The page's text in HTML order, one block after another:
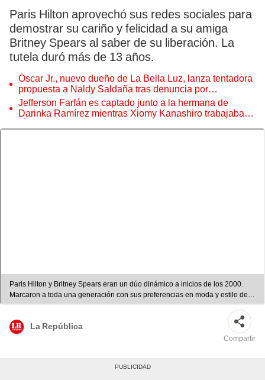
Paris Hilton aprovechó sus redes sociales para
demostrar su cariño y felicidad a su amiga
Britney Spears al saber de su liberación. La
tutela duró más de 13 años.
Óscar Jr., nuevo dueño de La Bella Luz, lanza tentadora
propuesta a Naldy Saldaña tras denuncia por
tocamientos
Jefferson Farfán es captado junto a la hermana de
Darinka Ramírez mientras Xiomy Kanashiro trabajaba:
Paris Hilton y Britney Spears eran un dúo dinámico a inicios de los 2000.
Marcaron a toda una generación con sus preferencias en moda y estilo de
vida. Foto: Getty Image.
La República
Compartir